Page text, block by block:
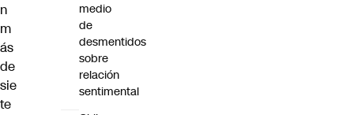
n
m
ás
de
sie
te
medio
de
desmentidos
sobre
relación
sentimental